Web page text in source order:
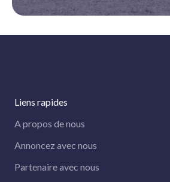
Liens rapides
A propos de nous
Annoncez avec nous
Partenaire avec nous